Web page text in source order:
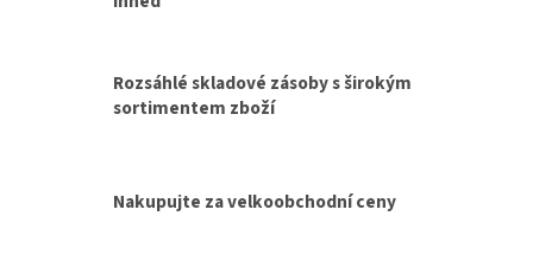
v
k
y
i
Rozsáhlé skladové zásoby s širokým
sortimentem zboží
Nakupujte za velkoobchodní ceny